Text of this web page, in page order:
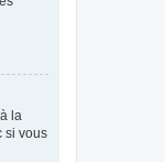
la
si vous